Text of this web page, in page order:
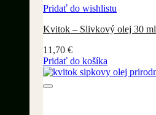
Pridať do wishlistu
Kvitok – Slivkový olej 30 ml
11,70 €
Pridať do košíka